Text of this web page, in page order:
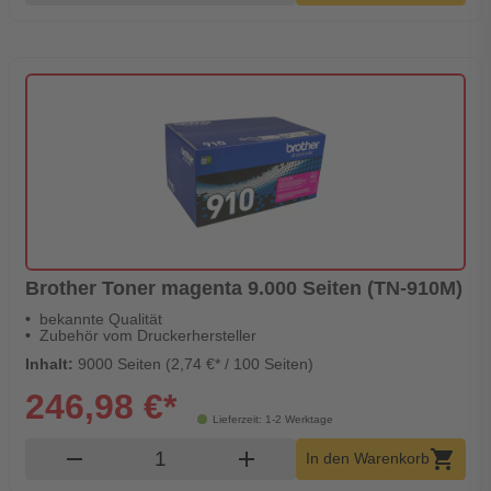
Brother Toner magenta 9.000 Seiten (TN-910M)
bekannte Qualität
Zubehör vom Druckerhersteller
Inhalt: 9000 Seiten (2,74 €* / 100 Seiten)
Lieferzeit: 1-2 Werktage
246,98 €*
remove Produkt Warenkorb Menge
add In den Warenkorbshopping_cart